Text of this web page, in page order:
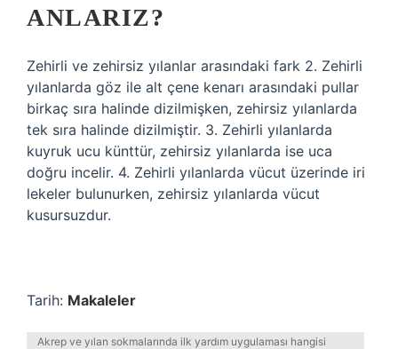
ANLARIZ?
Zehirli ve zehirsiz yılanlar arasındaki fark 2. Zehirli
yılanlarda göz ile alt çene kenarı arasındaki pullar
birkaç sıra halinde dizilmişken, zehirsiz yılanlarda
tek sıra halinde dizilmiştir. 3. Zehirli yılanlarda
kuyruk ucu künttür, zehirsiz yılanlarda ise uca
doğru incelir. 4. Zehirli yılanlarda vücut üzerinde iri
lekeler bulunurken, zehirsiz yılanlarda vücut
kusursuzdur.
Tarih: Makaleler
Akrep ve yılan sokmalarında ilk yardım uygulaması hangisi